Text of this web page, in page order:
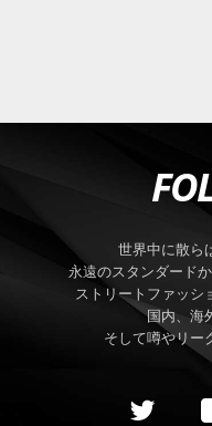
世界中に散ら
永遠のスタンダード
ストリートファッシ
国内、海
そして噂やリー